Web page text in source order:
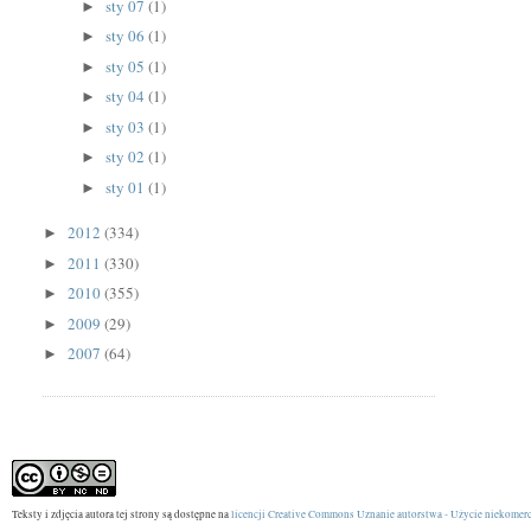
► sty 07 (1)
► sty 06 (1)
► sty 05 (1)
► sty 04 (1)
► sty 03 (1)
► sty 02 (1)
► sty 01 (1)
►2012(334)
►2011(330)
►2010(355)
►2009(29)
►2007(64)
Teksty i zdjęcia autora tej strony są dostępne nalicencji Creative Commons Uznanie autorstwa - Użycie